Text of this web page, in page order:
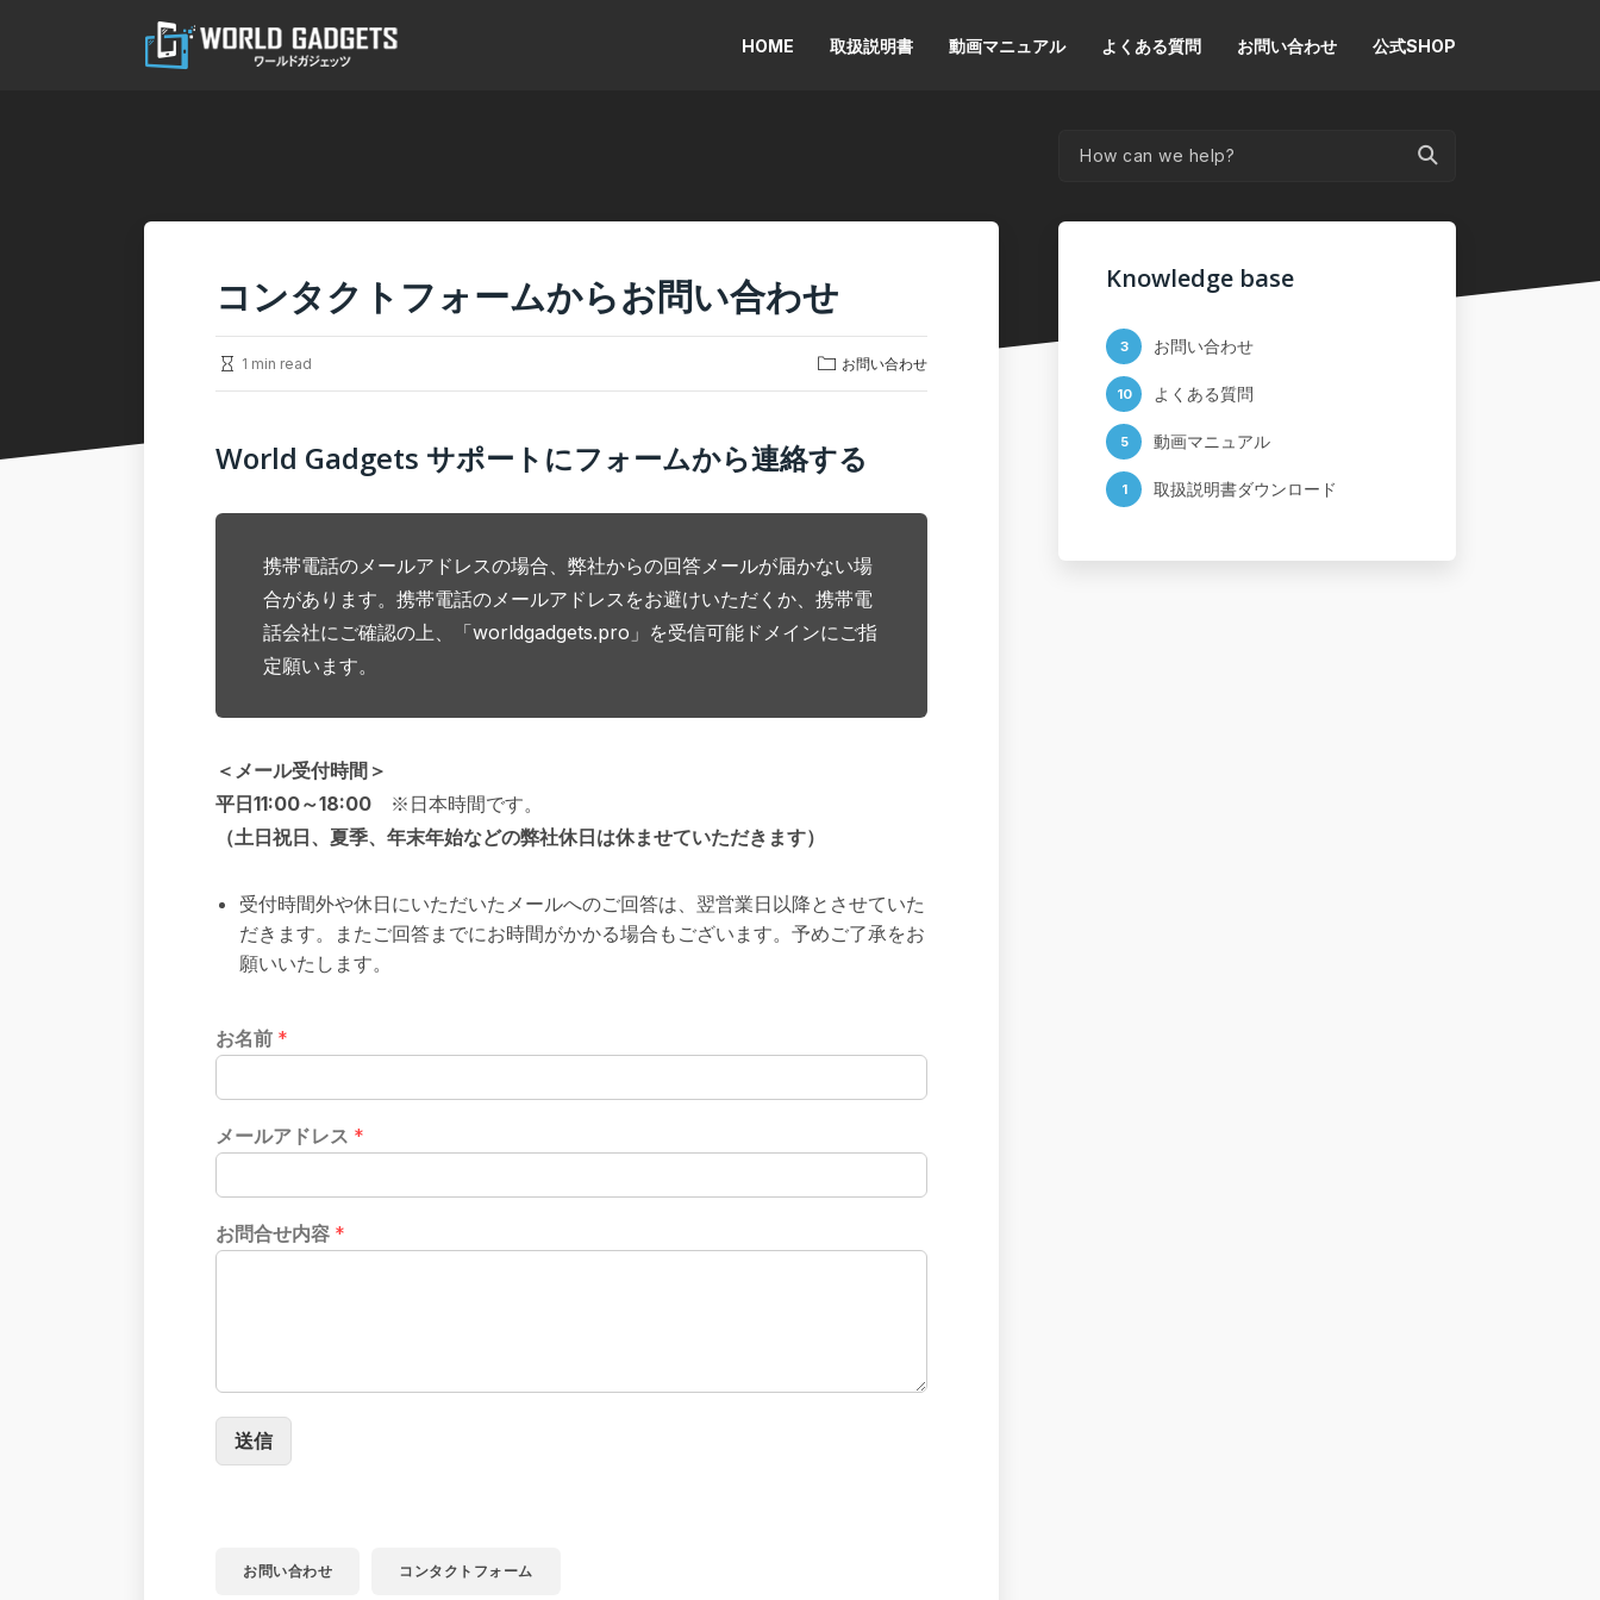
HOME 取扱説明書 動画マニュアル よくある質問 お問い合わせ 公式SHOP
コンタクトフォームからお問い合わせ
1 min read お問い合わせ
World Gadgets サポートにフォームから連絡する
携帯電話のメールアドレスの場合、弊社からの回答メールが届かない場
合があります。携帯電話のメールアドレスをお避けいただくか、携帯電
話会社にご確認の上、「worldgadgets.pro」を受信可能ドメインにご指
定願います。
＜メール受付時間＞
平日11:00～18:00 ※日本時間です。
（土日祝日、夏季、年末年始などの弊社休日は休ませていただきます）
受付時間外や休日にいただいたメールへのご回答は、翌営業日以降とさせていた
だきます。またご回答までにお時間がかかる場合もございます。予めご了承をお
願いいたします。
お名前 *
メールアドレス *
お問合せ内容 *
送信
お問い合わせ コンタクトフォーム
Knowledge base
お問い合わせ
3
よくある質問
10
動画マニュアル
5
取扱説明書ダウンロード
1